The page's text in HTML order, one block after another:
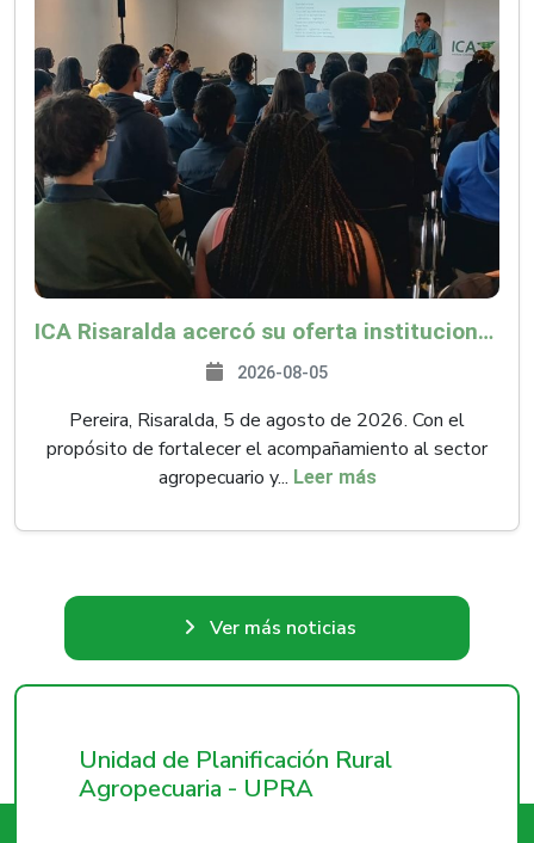
ICA Risaralda acercó su oferta institucional a productores y emprendedores en Expocamello
2026-08-05
Pereira, Risaralda, 5 de agosto de 2026. Con el
propósito de fortalecer el acompañamiento al sector
agropecuario y... Leer más
Ver más noticias
Unidad de Planificación Rural
Agropecuaria - UPRA